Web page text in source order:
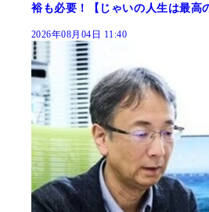
裕も必要！【じゃいの人生は最高
2026年08月04日 11:40